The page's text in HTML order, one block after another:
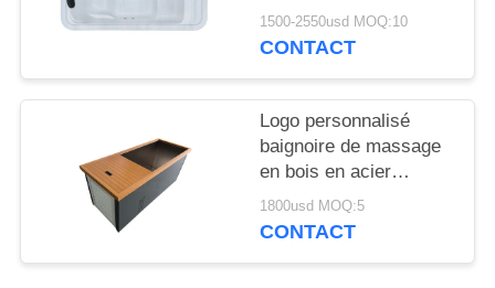
intérieure Tout en un
refroidisseur de bain de
isolée en une seule
pièce
1500-2550usd MOQ:10
CONTACT
Logo personnalisé
baignoire de massage
en bois en acier
inoxydable portable
baignoire glacée pour
1800usd MOQ:5
CONTACT